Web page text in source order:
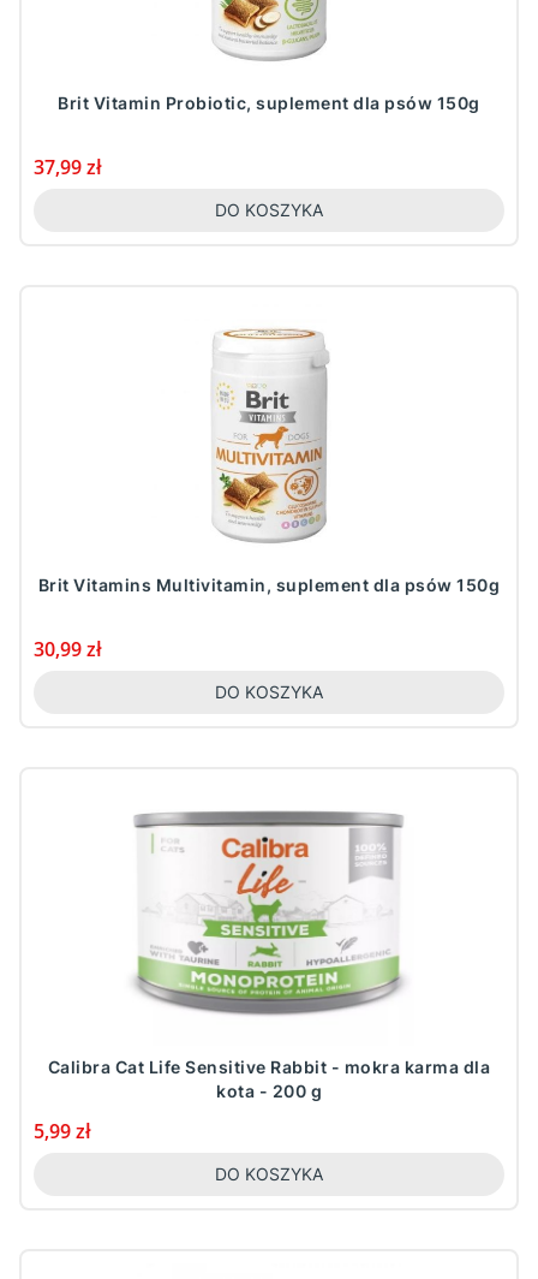
Brit Vitamin Probiotic, suplement dla psów 150g
Cena
37,99 zł
DO KOSZYKA
Brit Vitamins Multivitamin, suplement dla psów 150g
Cena
30,99 zł
DO KOSZYKA
Calibra Cat Life Sensitive Rabbit - mokra karma dla
kota - 200 g
Cena
5,99 zł
DO KOSZYKA